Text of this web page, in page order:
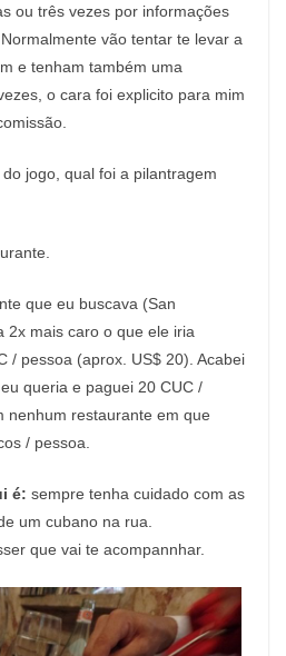
ou três vezes por informações
vão tentar te levar a
e tenham também uma
o cara foi explicito para mim
jogo, qual foi a pilantragem
que eu buscava (San
2x mais caro o que ele iria
/ pessoa (aprox. US$ 20). Acabei
queria e paguei 20 CUC /
nenhum restaurante em que
/ pessoa.
é: sempre tenha cuidado com as
um cubano na rua.
que vai te acompannhar.